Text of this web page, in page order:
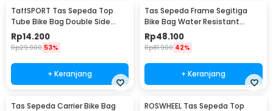
TaffSPORT Tas Sepeda Top
Tube Bike Bag Double Side
Waterproof
Rp14.200
Rp29.900 53%
+ Keranjang
Tas Sepeda Frame Segitiga
Bike Bag Water Resistant
Kapasitas Besar 2L - ROS126
Rp48.100
Rp81.900 42%
+ Keranjang
Tas Sepeda Carrier Bike Bag ROSWHEEL Tas Sepeda Top